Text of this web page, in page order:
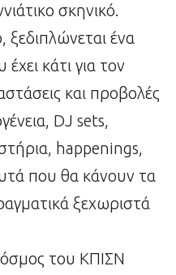
σκηνικό.
ένα
κάτι για τον
και προβολές
DJ sets,
happenings,
που θα κάνουν τα
ξεχωριστά
του ΚΠΙΣΝ